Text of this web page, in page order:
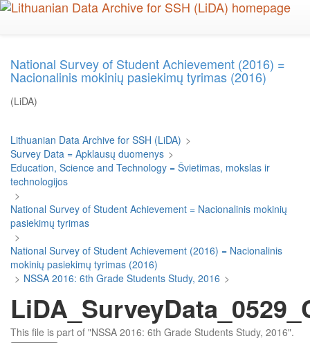
Skip
National Survey of Student Achievement (2016) =
Nacionalinis mokinių pasiekimų tyrimas (2016)
(LiDA)
Lithuanian Data Archive for SSH (LiDA) >
Survey Data = Apklausų duomenys >
Education, Science and Technology = Švietimas, mokslas ir
technologijos
>
National Survey of Student Achievement = Nacionalinis mokinių
pasiekimų tyrimas
>
National Survey of Student Achievement (2016) = Nacionalinis
mokinių pasiekimų tyrimas (2016)
> NSSA 2016: 6th Grade Students Study, 2016 >
This file is part of "NSSA 2016: 6th Grade Students Study, 2016".